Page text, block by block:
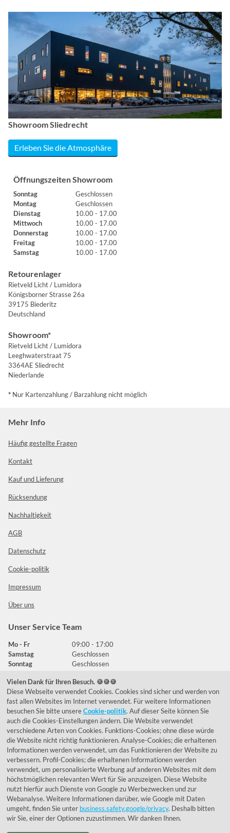
Showroom Sliedrecht
Erleben Sie die Atmosphäre
Öffnungszeiten Showroom
Sonntag
Geschlossen
Montag
Geschlossen
Dienstag
10.00 - 17.00
Mittwoch
10.00 - 17.00
Donnerstag
10.00 - 17.00
Freitag
10.00 - 17.00
Samstag
10.00 - 17.00
Retourenlager
Rietveld Licht / Lumidora
Königsborner Strasse 26a
39175 Biederitz
Deutschland
Showroom*
Rietveld Licht / Lumidora
Leeghwaterstraat 75
3364AE Sliedrecht
Niederlande
* Nur Kartenzahlung / Barzahlung nicht möglich
Mehr Info
Häufig gestellte Fragen
Kontakt
Kauf und Lieferung
Rücksendung
Nachhaltigkeit
AGB
Datenschutz
Cookie-politik
Impressum
Über uns
Unser Service Team
Mo - Fr
09:00 - 17:00
Samstag
Geschlossen
Sonntag
Geschlossen
Häufig gestellte Fragen
039292 - 678215
de@lumidora.com
FacebookInstagram
Kundenmeinungen
Exzellent - eKomi.de
Vielen Dank für Ihren Besuch. 🍪🍪🍪
Diese Webseite verwendet Cookies. Cookies sind sicher und werden von
fast allen Websites im Internet verwendet. Für weitere Informationen
besuchen Sie bitte unsereCookie-politik. Auf dieser Seite können Sie
auch die Cookies-Einstellungen ändern. Die Website verwendet
verschiedene Arten von Cookies. Funktions-Cookies; ohne diese würde
die Website nicht richtig funktionieren. Analyse-Cookies; die erhaltenen
Informationen werden verwendet, um das Funktionieren der Website zu
verbessern. Profil-Cookies; die erhaltenen Informationen werden
verwendet, um personalisierte Werbung auf anderen Websites mit dem
höchstmöglichen relevanten Wert für Sie anzuzeigen. Diese Website
nutzt hierfür auch Dienste von Google zu Werbezwecken und zur
Webanalyse. Weitere Informationen darüber, wie Google mit Daten
umgeht, finden Sie unter business.safety.google/privacy. Deshalb bitten
wir Sie, einer der Optionen zuzustimmen. Wir danken Ihnen.